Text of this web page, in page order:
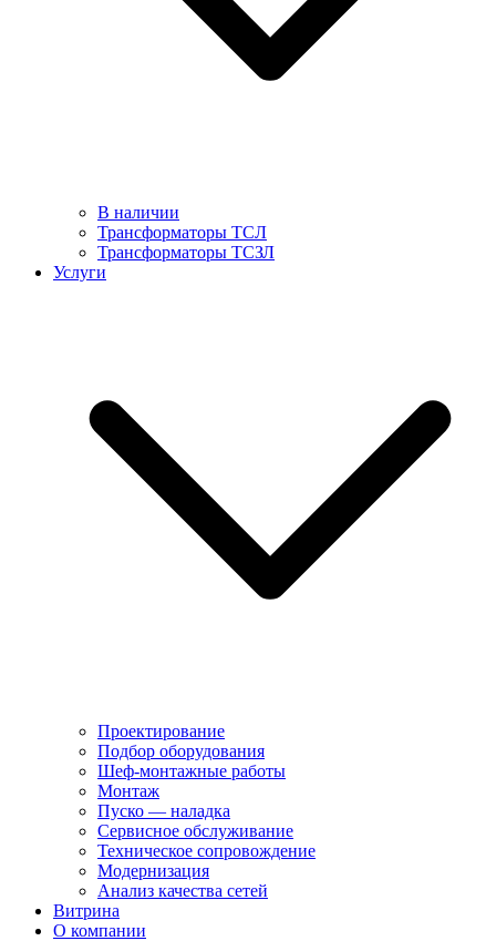
В наличии
Трансформаторы ТСЛ
Трансформаторы ТСЗЛ
Услуги
Проектирование
Подбор оборудования
Шеф-монтажные работы
Монтаж
Пуско — наладка
Сервисное обслуживание
Техническое сопровождение
Модернизация
Анализ качества сетей
Витрина
О компании